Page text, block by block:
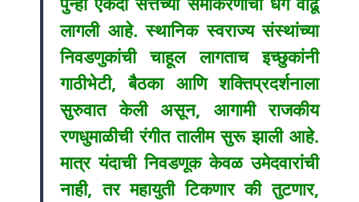
लागली आहे. स्थानिक स्वराज्य संस्थांच्या
निवडणुकांची चाहूल लागताच इच्छुकांनी
गाठीभेटी, बैठका आणि शक्तिप्रदर्शनाला
सुरुवात केली असून, आगामी राजकीय
रणधुमाळीची रंगीत तालीम सुरू झाली आहे.
मात्र यंदाची निवडणूक केवळ उमेदवारांची
नाही, तर महायुती टिकणार की तुटणार,